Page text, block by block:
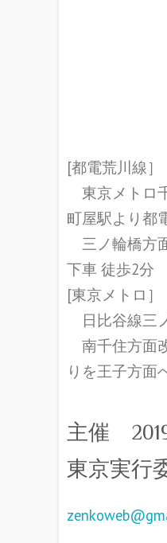
[都電荒川線］
東京メトロ
町屋駅より都
三ノ輪橋方
下車 徒歩2分
[東京メトロ］
日比谷線三
南千住方面
りを王子方面
主催
東京実行